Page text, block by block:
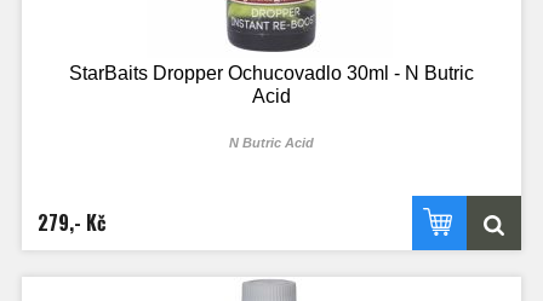
StarBaits Dropper Ochucovadlo 30ml - N Butric
Acid
N Butric Acid
279,- Kč